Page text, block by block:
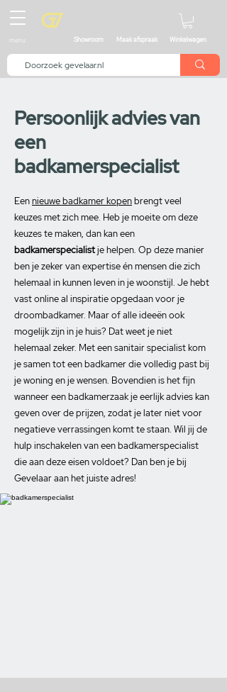
menu Showroom Maak afspraak Winkelwagen
Persoonlijk advies van
een
badkamerspecialist
Eennieuwe badkamer kopenbrengt veel
keuzes met zich mee. Heb je moeite om deze
keuzes te maken, dan kan een
badkamerspecialistje helpen. Op deze manier
ben je zeker van expertise én mensen die zich
helemaal in kunnen leven in je woonstijl. Je hebt
vast online al inspiratie opgedaan voor je
droombadkamer. Maar of alle ideeën ook
mogelijk zijn in je huis? Dat weet je niet
helemaal zeker. Met een sanitair specialist kom
je samen tot een badkamer die volledig past bij
je woning en je wensen. Bovendien is het fijn
wanneer een badkamerzaak je eerlijk advies kan
geven over de prijzen, zodat je later niet voor
negatieve verrassingen komt te staan. Wil jij de
hulp inschakelen van een badkamerspecialist
die aan deze eisen voldoet? Dan ben je bij
Gevelaar aan het juiste adres!